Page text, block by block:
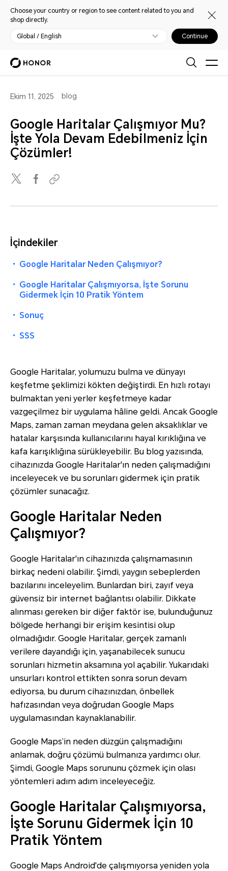
Choose your country or region to see content related to you and
shop directly.
Global / English Continue
Ekim 11, 2025 blog
Google Haritalar Çalışmıyor Mu?
İşte Yola Devam Edebilmeniz İçin
Çözümler!
İçindekiler
・ Google Haritalar Neden Çalışmıyor?
・ Google Haritalar Çalışmıyorsa, İşte Sorunu
Gidermek İçin 10 Pratik Yöntem
・ Sonuç
・ SSS
Google Haritalar, yolumuzu bulma ve dünyayı
keşfetme şeklimizi kökten değiştirdi. En hızlı rotayı
bulmaktan yeni yerler keşfetmeye kadar
vazgeçilmez bir uygulama hâline geldi. Ancak Google
Maps, zaman zaman meydana gelen aksaklıklar ve
hatalar karşısında kullanıcılarını hayal kırıklığına ve
kafa karışıklığına sürükleyebilir. Bu blog yazısında,
cihazınızda Google Haritalar'ın neden çalışmadığını
inceleyecek ve bu sorunları gidermek için pratik
çözümler sunacağız.
Google Haritalar Neden
Çalışmıyor?
Google Haritalar'ın cihazınızda çalışmamasının
birkaç nedeni olabilir. Şimdi, yaygın sebeplerden
bazılarını inceleyelim. Bunlardan biri, zayıf veya
güvensiz bir internet bağlantısı olabilir. Dikkate
alınması gereken bir diğer faktör ise, bulunduğunuz
bölgede herhangi bir erişim kesintisi olup
olmadığıdır. Google Haritalar, gerçek zamanlı
verilere dayandığı için, yaşanabilecek sunucu
sorunları hizmetin aksamına yol açabilir. Yukarıdaki
unsurları kontrol ettikten sonra sorun devam
ediyorsa, bu durum cihazınızdan, önbellek
hafızasından veya doğrudan Google Maps
uygulamasından kaynaklanabilir.
Google Maps’in neden düzgün çalışmadığını
anlamak, doğru çözümü bulmanıza yardımcı olur.
Şimdi, Google Maps sorununu çözmek için olası
yöntemleri adım adım inceleyeceğiz.
Google Haritalar Çalışmıyorsa,
İşte Sorunu Gidermek İçin 10
Pratik Yöntem
Google Maps Android'de çalışmıyorsa yeniden yola